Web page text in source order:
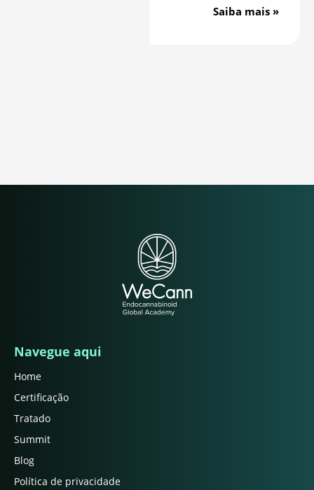
Saiba mais »
Navegue aqui
Home
Certificação
Tratado
Summit
Blog
Política de privacidade